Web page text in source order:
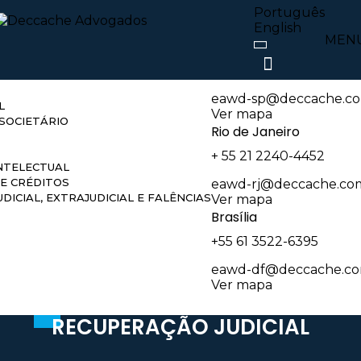
Português
English
CRÉDITOS
EXTRAJUDICIAL E FALÊNCIAS
Nossos escritórios
São Paulo
+55 11 3074-6550
eawd-
Ver mapa
Rio de Janeiro
+ 55 21 2240-4452
eawd-
Ver mapa
Brasília
+55 61 3522-6395
eawd-
Ver mapa
RECUPERAÇÃO JUDICIAL